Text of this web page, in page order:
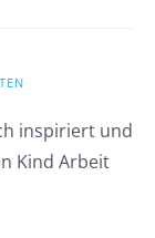
inspiriert und
Kind Arbeit